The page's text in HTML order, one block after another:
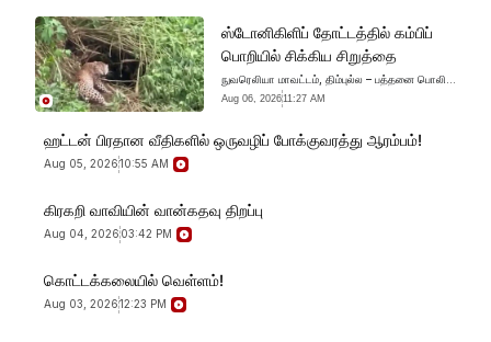
ஸ்டோனிகிளிப் தோட்டத்தில் கம்பிப்
பொறியில் சிக்கிய சிறுத்தை
நுவரெலியா மாவட்டம், திம்புல்ல – பத்தனை பொலிஸ்
பிரிவுக்குட்பட்ட கொட்டகலை, ஸ்டோனிகிளிப்
தோட்டப் பகுதியில் மிருகங்களை வேட்டையாடும்
கம்பிப் பொறியில் சிக்கிய சிறுத்தை ஒன்று உயிருடன்
Aug 06, 202611:27 AM
ஹட்டன் பிரதான வீதிகளில் ஒருவழிப் போக்குவரத்து ஆரம்பம்!
Aug 05, 202610:55 AM
கிரகறி வாவியின் வான்கதவு திறப்பு
Aug 04, 2026 03:42 PM
கொட்டக்கலையில் வெள்ளம்!
Aug 03, 202612:23 PM